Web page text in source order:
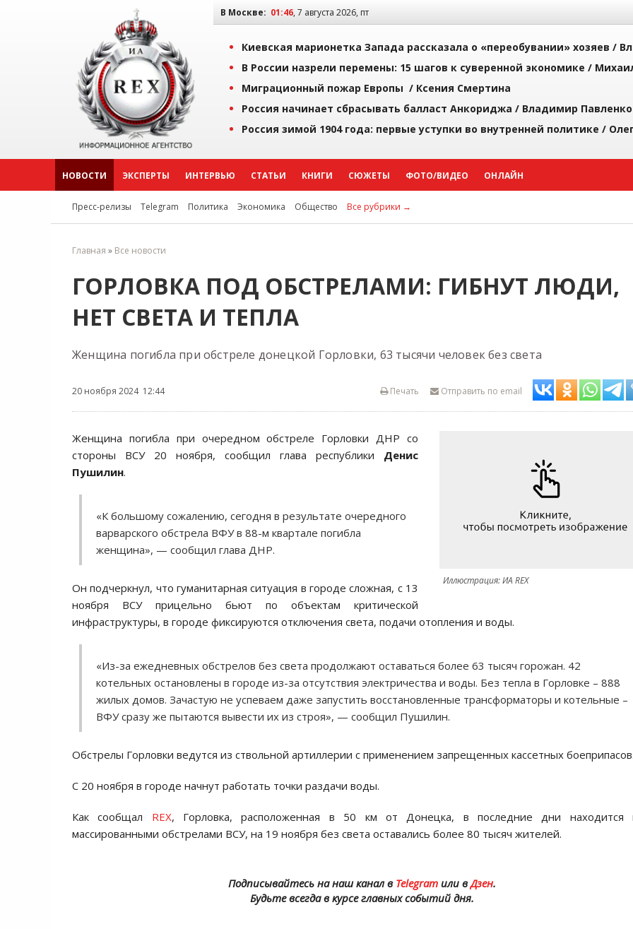
В Москве: 01:46, 7 августа 2026, пт
Киевская марионетка Запада рассказала о «переобувании» хозяев /
В России назрели перемены: 15 шагов к суверенной экономике /
Миграционный пожар Европы / Ксения Смертина
Россия начинает сбрасывать балласт Анкориджа / Владимир Павленко
Россия зимой 1904 года: первые уступки во внутренней политике /
НОВОСТИ ЭКСПЕРТЫ ИНТЕРВЬЮ СТАТЬИ КНИГИ СЮЖЕТЫ ФОТО/ВИДЕО ОНЛАЙН
Пресс-релизы Telegram Политика Экономика Общество Все рубрики →
Главная » Все новости
ГОРЛОВКА ПОД ОБСТРЕЛАМИ: ГИБНУТ ЛЮДИ,
НЕТ СВЕТА И ТЕПЛА
Женщина погибла при обстреле донецкой Горловки, 63 тысячи человек без света
20 ноября 2024 12:44 Отправить по email
Печать
Иллюстрация: ИА REX
Женщина погибла при очередном обстреле Горловки ДНР со
стороны ВСУ 20 ноября, сообщил глава республики Денис
Пушилин.
«К большому сожалению, сегодня в результате очередного
варварского обстрела ВФУ в 88-м квартале погибла
женщина», — сообщил глава ДНР.
Он подчеркнул, что гуманитарная ситуация в городе сложная, с 13
ноября ВСУ прицельно бьют по объектам критической
инфраструктуры, в городе фиксируются отключения света, подачи отопления и воды.
«Из-за ежедневных обстрелов без света продолжают оставаться более 63 тысяч горожан. 42
котельных остановлены в городе из-за отсутствия электричества и воды. Без тепла в Горловке – 888
жилых домов. Зачастую не успеваем даже запустить восстановленные трансформаторы и котельные –
ВФУ сразу же пытаются вывести их из строя», — сообщил Пушилин.
Обстрелы Горловки ведутся из ствольной артиллерии с применением запрещенных кассетных
С 20 ноября в городе начнут работать точки раздачи воды.
Как сообщал REX, Горловка, расположенная в 50 км от Донецка, в последние дни находится
массированными обстрелами ВСУ, на 19 ноября без света оставались более 80 тысяч жителей.
Подписывайтесь на наш канал в Telegramили вДзен.
Будьте всегда в курсе главных событий дня.